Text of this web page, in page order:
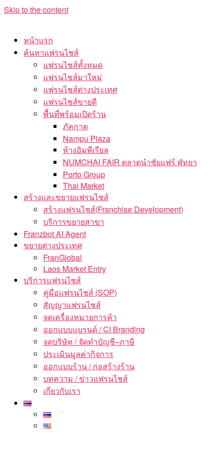
Skip to the content
หน้าแรก
ค้นหาแฟรนไชส์
แฟรนไชส์ทั้งหมด
แฟรนไชส์มาใหม่
แฟรนไชส์ต่างประเทศ
แฟรนไชส์ขายดี
พื้นที่พร้อมเปิดร้าน
ภัคกาด
Nampu Plaza
ห้างอิมพีเรียล
NUMCHAI FAIR ตลาดนำชัยแฟร์ พัทยา
Porto Group
Thai Market
สร้างและขยายแฟรนไชส์
สร้างแฟรนไชส์(Franchise Development)
บริการขยายสาขา
Franzbot AI Agent
ขยายต่างประเทศ
FranGlobal
Laos Market Entry
บริการแฟรนไชส์
คู่มือแฟรนไชส์ (SOP)
สัญญาแฟรนไชส์
จดเครื่องหมายการค้า
ออกแบบแบรนด์ / CI Branding
จดบริษัท / จัดทำบัญชี–ภาษี
ประเมินมูลค่ากิจการ
ออกแบบร้าน / ก่อสร้างร้าน
บทความ / ข่าวแฟรนไชส์
เกี่ยวกับเรา